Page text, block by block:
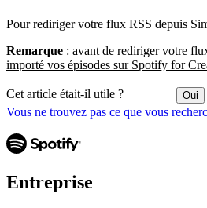
Vous ne trouvez pas ce que vous
Pour rediriger votre flux RSS depuis
Remarque : avant de rediriger votre
importé vos épisodes sur Spotify for
Cet article était-il utile ? Oui
Entreprise